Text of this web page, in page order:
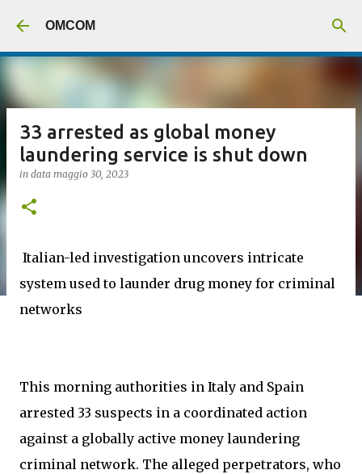
OMCOM
33 arrested as global money
laundering service is shut down
in data maggio 30, 2023
Italian-led investigation uncovers intricate
system used to launder drug money for criminal
networks
This morning authorities in Italy and Spain
arrested 33 suspects in a coordinated action
against a globally active money laundering
criminal network. The alleged perpetrators, who